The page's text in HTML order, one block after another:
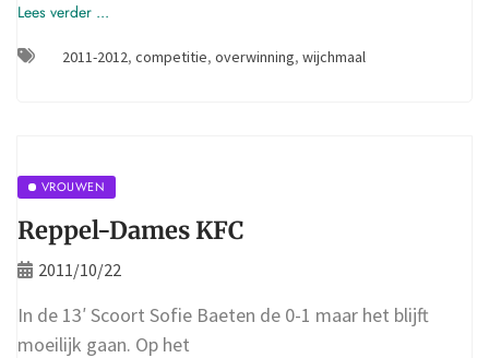
Lees verder ...
2011-2012, competitie, overwinning, wijchmaal
VROUWEN
Reppel-Dames KFC
2011/10/22
In de 13′ Scoort Sofie Baeten de 0-1 maar het blijft
moeilijk gaan. Op het